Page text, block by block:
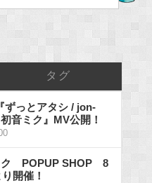
タグ
っとアタシ / jon-
音ミク』MV公開！
ク POPUP SHOP 8
開催！